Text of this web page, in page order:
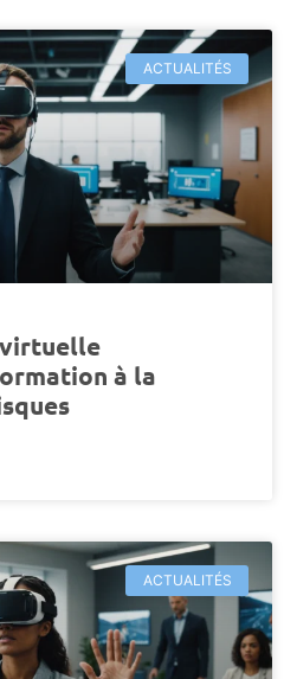
ACTUALITÉS
à la
ACTUALITÉS